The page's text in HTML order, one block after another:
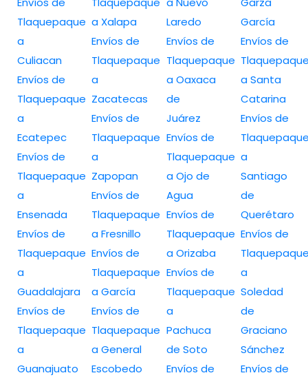
Tlaquepaque
a
Culiacan
Envíos de
Tlaquepaque
a
Ecatepec
Envíos de
Tlaquepaque
a
Ensenada
Envíos de
Tlaquepaque
a
Guadalajara
Envíos de
Tlaquepaque
a
Guanajuato
a Xalapa
Envíos de
Tlaquepaque
a
Zacatecas
Envíos de
Tlaquepaque
a
Zapopan
Envíos de
Tlaquepaque
a Fresnillo
Envíos de
Tlaquepaque
a García
Envíos de
Tlaquepaque
a General
Escobedo
Laredo
Envíos de
Tlaquepaque
a Oaxaca
de
Juárez
Envíos de
Tlaquepaque
a Ojo de
Agua
Envíos de
Tlaquepaque
a Orizaba
Envíos de
Tlaquepaque
a
Pachuca
de Soto
Envíos de
García
Envíos de
a Santa
Catarina
Envíos de
a
Santiago
de
Querétaro
Envíos de
a
Soledad
de
Graciano
Sánchez
Envíos de